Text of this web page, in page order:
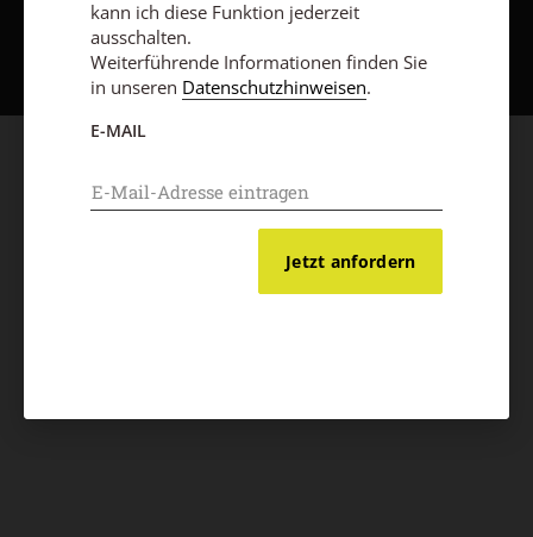
Nach oben
kann ich diese Funktion jederzeit
ausschalten.
Weiterführende Informationen finden Sie
in unseren Datenschutzhinweisen.
E-MAIL
Jetzt anfordern